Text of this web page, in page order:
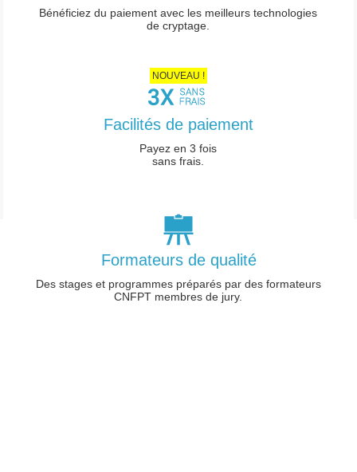
Bénéficiez du paiement avec les meilleurs technologies
de cryptage.
NOUVEAU !
Facilités de paiement
Payez en 3 fois
sans frais.
Formateurs de qualité
Des stages et programmes préparés par des formateurs
CNFPT membres de jury.
Conditions générales de vente
Charte des données personnelles
Paramétrage Cookie